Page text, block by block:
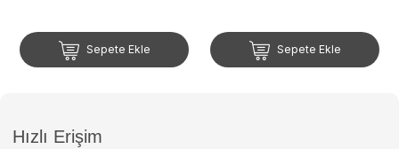
Sepete Ekle Sepete Ekle
Hızlı Erişim